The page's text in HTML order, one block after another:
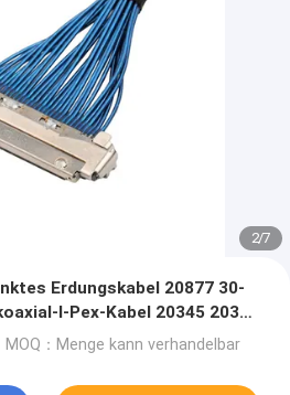
2/7
Erdungskabel 20877 30-
I-Pex-Kabel 20345 20346
MOQ：Menge kann verhandelbar